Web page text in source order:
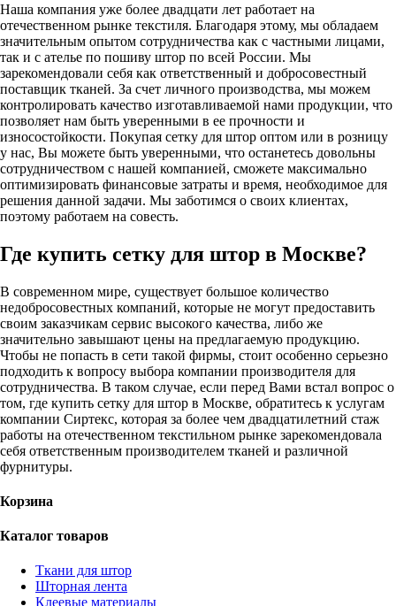
Наша компания уже более двадцати лет работает на
отечественном рынке текстиля. Благодаря этому, мы обладаем
значительным опытом сотрудничества как с частными лицами,
так и с ателье по пошиву штор по всей России. Мы
зарекомендовали себя как ответственный и добросовестный
поставщик тканей. За счет личного производства, мы можем
контролировать качество изготавливаемой нами продукции, что
позволяет нам быть уверенными в ее прочности и
износостойкости. Покупая сетку для штор оптом или в розницу
у нас, Вы можете быть уверенными, что останетесь довольны
сотрудничеством с нашей компанией, сможете максимально
оптимизировать финансовые затраты и время, необходимое для
решения данной задачи. Мы заботимся о своих клиентах,
поэтому работаем на совесть.
Где купить сетку для штор в Москве?
В современном мире, существует большое количество
недобросовестных компаний, которые не могут предоставить
своим заказчикам сервис высокого качества, либо же
значительно завышают цены на предлагаемую продукцию.
Чтобы не попасть в сети такой фирмы, стоит особенно серьезно
подходить к вопросу выбора компании производителя для
сотрудничества. В таком случае, если перед Вами встал вопрос о
том, где купить сетку для штор в Москве, обратитесь к услугам
компании Сиртекс, которая за более чем двадцатилетний стаж
работы на отечественном текстильном рынке зарекомендовала
себя ответственным производителем тканей и различной
фурнитуры.
Корзина
Каталог товаров
Ткани для штор
Шторная лента
Клеевые материалы